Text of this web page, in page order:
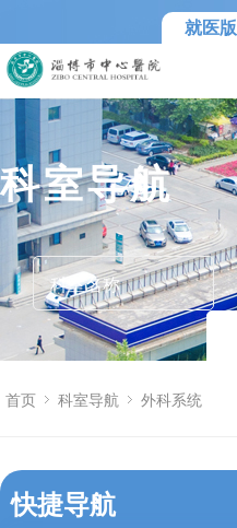
就医版
科室导航
首页 科室导航 外科系统
快捷导航